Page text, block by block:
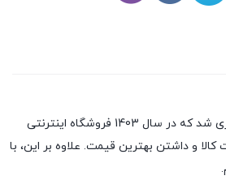
بعد از 10 سال تجربه در بازار موبایل، تصمیم گرفتیم که با راه‌اندازی یک فروشگاه آنلاین و عرضه‌ی محصولات به شکل آنلاین در سرتاسر کشور، کسب‌وکارمون رو گسترش بدیم. اینطوری شد که در سال 1403 فروشگاه اینترنتی
و داشتن بهترین قیمت. علاوه بر این، با